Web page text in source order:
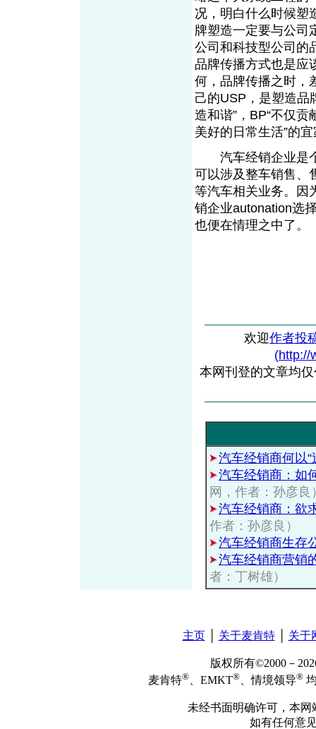
况，明白什么时候塑
牌塑造一定要与公司
公司和科技型公司的
品牌传播方式也是应
何，品牌传播之时，
己的USP，是塑造品
造和谐”，BP“不仅贡
美好的日常生活”的
汽车经销企业是个
可以涉及整车销售、
等汽车相关业务。因
销企业autonation选
也便在情理之中了。
欢迎作者投
(http://
本网刊登的文章均
汽车经销商何以“
汽车经销商：如
网，作者：孙彦良
汽车经销商：欲
作者：孙彦良）
汽车经销商生存
汽车经销商营销
者：丁树雄）
主页│ 关于麦肯特│ 关于
版权所有©2000－
麦肯特® 、EMKT® 、情境领导®
未经书面明确许可，本
如有任何意